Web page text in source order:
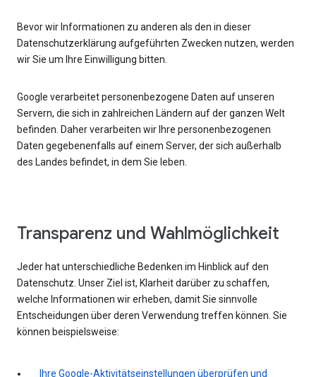
Bevor wir Informationen zu anderen als den in dieser
Datenschutzerklärung aufgeführten Zwecken nutzen, werden
wir Sie um Ihre Einwilligung bitten.
Google verarbeitet personenbezogene Daten auf unseren
Servern, die sich in zahlreichen Ländern auf der ganzen Welt
befinden. Daher verarbeiten wir Ihre personenbezogenen
Daten gegebenenfalls auf einem Server, der sich außerhalb
des Landes befindet, in dem Sie leben.
Transparenz und Wahlmöglichkeit
Jeder hat unterschiedliche Bedenken im Hinblick auf den
Datenschutz. Unser Ziel ist, Klarheit darüber zu schaffen,
welche Informationen wir erheben, damit Sie sinnvolle
Entscheidungen über deren Verwendung treffen können. Sie
können beispielsweise:
Ihre Google-Aktivitätseinstellungen überprüfen und